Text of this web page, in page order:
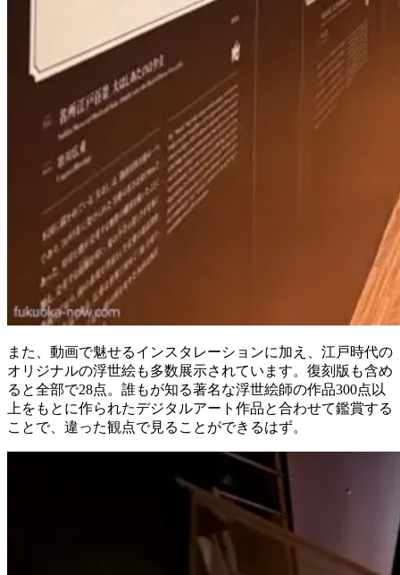
また、動画で魅せるインスタレーションに加え、江戸時代の
オリジナルの浮世絵も多数展示されています。復刻版も含め
ると全部で28点。誰もが知る著名な浮世絵師の作品300点以
上をもとに作られたデジタルアート作品と合わせて鑑賞する
ことで、違った観点で見ることができるはず。